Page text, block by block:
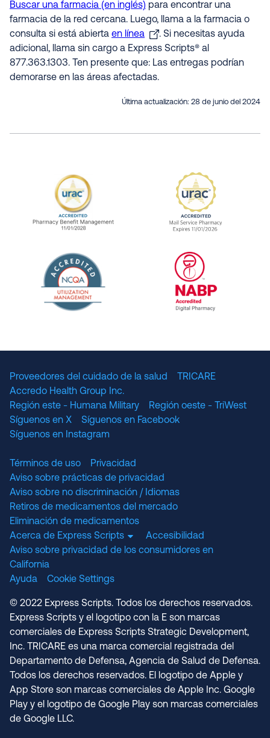
Buscar una farmacia (en inglés) para encontrar una
farmacia de la red cercana. Luego, llama a la farmacia o
consulta si está abierta en línea
. Si necesitas ayuda
adicional, llama sin cargo a Express Scripts® al
877.363.1303. Ten presente que: Las entregas podrían
demorarse en las áreas afectadas.
Última actualización: 28 de junio del 2024
URAC Accredited Pharmacy Benefit
URAC
Proveedores del cuidado de la salud
TRICARE
Accredo Health Group Inc.
Región este - Humana Military
Región oeste - TriWest
Síguenos en X
Síguenos en Facebook
Síguenos en Instagram
Términos de uso
Privacidad
Aviso sobre prácticas de privacidad
Aviso sobre no discriminación / Idiomas
Retiros de medicamentos del mercado
Eliminación de medicamentos
Acerca de Express Scripts
Accesibilidad
Aviso sobre privacidad de los consumidores en
California
Ayuda
Cookie Settings
© 2022 Express Scripts. Todos los derechos reservados.
Express Scripts y el logotipo con la E son marcas
comerciales de Express Scripts Strategic Development,
Inc. TRICARE es una marca comercial registrada del
Departamento de Defensa, Agencia de Salud de Defensa.
Todos los derechos reservados. El logotipo de Apple y
App Store son marcas comerciales de Apple Inc. Google
Play y el logotipo de Google Play son marcas comerciales
de Google LLC.